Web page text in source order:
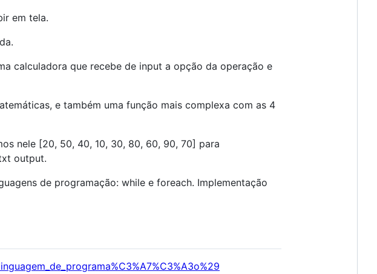
em tela.
calculadora que recebe de input a opção da operação e
e também uma função mais complexa com as 4
nele [20, 50, 40, 10, 30, 80, 60, 90, 70] para
output.
de programação: while e foreach. Implementação